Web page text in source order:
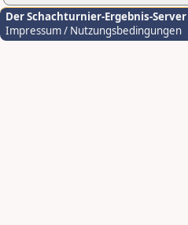
Der Schachturnier-Ergebnis-Server
Impressum / Nutzungsbedingungen